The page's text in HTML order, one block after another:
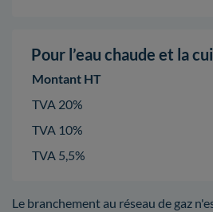
Pour l’eau chaude et la
Montant HT
TVA 20%
TVA 10%
TVA 5,5%
Le branchement au réseau de gaz